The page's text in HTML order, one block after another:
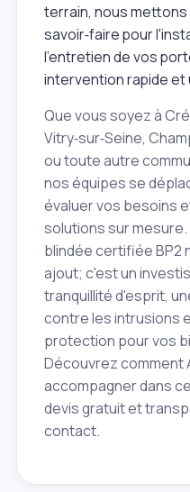
terrain, nous
savoir‑faire pour
l'entretien de vos
intervention rapide et
Que vous soyez à
Vitry‑sur‑Seine,
ou toute autre
nos équipes se
évaluer vos besoins
solutions sur
blindée certifiée BP2
ajout; c'est un
tranquillité d'esprit,
contre les intrusions
protection pour vos
Découvrez comment
accompagner dans
devis gratuit et
contact.